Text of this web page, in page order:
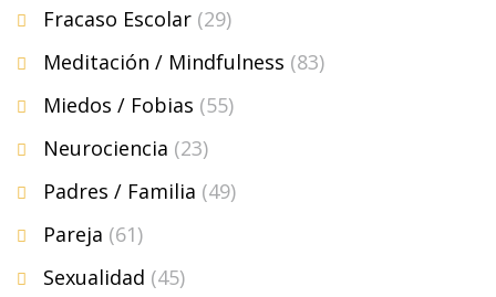
Fracaso Escolar (29)
Meditación / Mindfulness (83)
Miedos / Fobias (55)
Neurociencia (23)
Padres / Familia (49)
Pareja (61)
Sexualidad (45)